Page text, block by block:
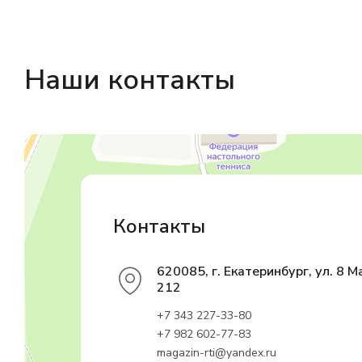
Наши контакты
Магазин резинотехники
Резиновые и резинотехнические изделия в Екатеринбурге
Садовый инвентарь и техника в Екатеринбурге
Контакты
620085, г. Екатеринбург, ул. 8
212
+7 343 227-33-80
+7 982 602-77-83
magazin-rti@yandex.ru